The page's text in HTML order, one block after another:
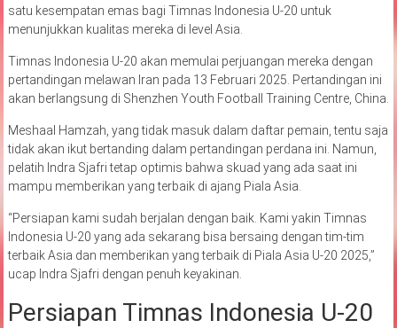
satu kesempatan emas bagi Timnas Indonesia U-20 untuk
menunjukkan kualitas mereka di level Asia.
Timnas Indonesia U-20 akan memulai perjuangan mereka dengan
pertandingan melawan Iran pada 13 Februari 2025. Pertandingan ini
akan berlangsung di Shenzhen Youth Football Training Centre, China.
Meshaal Hamzah, yang tidak masuk dalam daftar pemain, tentu saja
tidak akan ikut bertanding dalam pertandingan perdana ini. Namun,
pelatih Indra Sjafri tetap optimis bahwa skuad yang ada saat ini
mampu memberikan yang terbaik di ajang Piala Asia.
“Persiapan kami sudah berjalan dengan baik. Kami yakin Timnas
Indonesia U-20 yang ada sekarang bisa bersaing dengan tim-tim
terbaik Asia dan memberikan yang terbaik di Piala Asia U-20 2025,”
ucap Indra Sjafri dengan penuh keyakinan.
Persiapan Timnas Indonesia U-20